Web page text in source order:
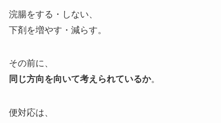
浣腸をする・しない、
下剤を増やす・減らす。
その前に、
同じ方向を向いて考えられているか。
便対応は、